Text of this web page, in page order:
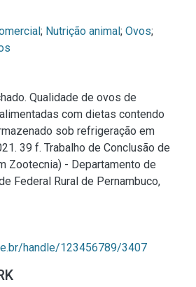
; Nutrição animal; Ovos;
Qualidade de ovos de
com dietas contendo
sob refrigeração em
39 f. Trabalho de Conclusão de
Zootecnia) - Departamento de
Federal Rural de Pernambuco,
handle/123456789/3407